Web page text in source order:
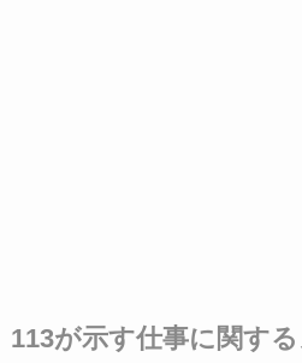
113が示す仕事に関す